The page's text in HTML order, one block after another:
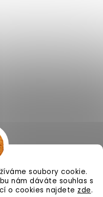
soubory cookie.
nám dáváte souhlas s
o cookies najdete zde.
práva vyhrazena.
Shoptak.cz